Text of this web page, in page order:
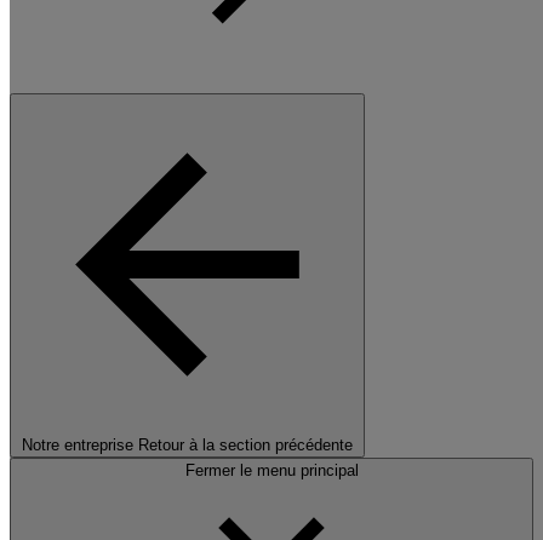
Notre entreprise Retour à la section précédente
Fermer le menu principal